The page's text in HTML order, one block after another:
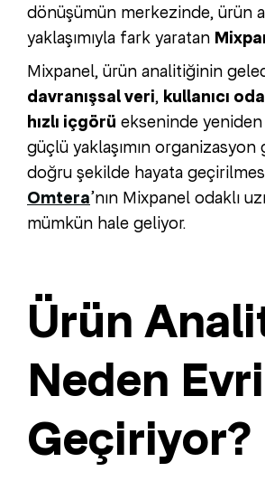
dönüşümün merkezinde, ürün
yaklaşımıyla fark yaratan
Mixpanel, ürün analitiğinin
davranışsal veri, kullanıcı
hızlı içgörü ekseninde yeniden
güçlü yaklaşımın organizasyon
doğru şekilde hayata
Omtera’nın Mixpanel odaklı
mümkün hale geliyor.
Ürün
Neden
Geçiriyor?